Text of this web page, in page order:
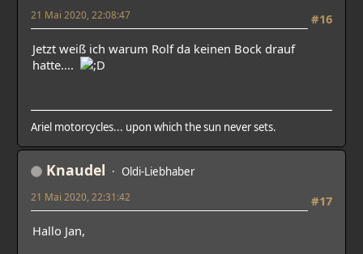
#16
21 Mai 2020, 22:08:47
Jetzt weiß ich warum Rolf da keinen Bock drauf
hatte....
Ariel motorcycles... upon which the sun never sets.
Knaudel Oldi-Liebhaber
#17
21 Mai 2020, 22:31:42
Hallo Jan,